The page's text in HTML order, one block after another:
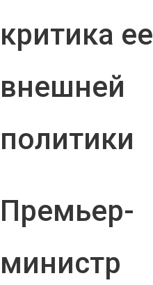
критика ее
внешней
политики
Премьер-
министр